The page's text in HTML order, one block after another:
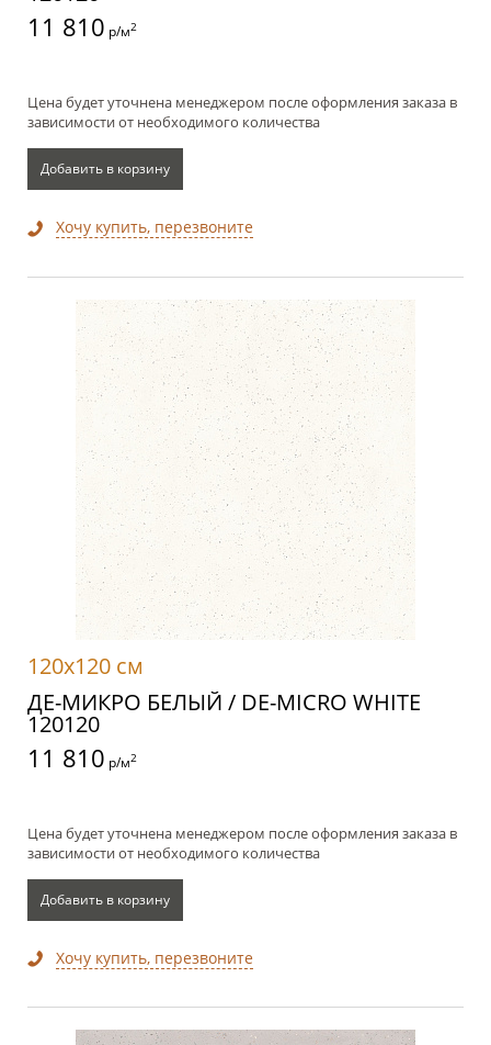
11 810 р/м2
Цена будет уточнена менеджером после оформления заказа в
зависимости от необходимого количества
Добавить в корзину
Хочу купить, перезвоните
120x120 см
ДЕ-МИКРО БЕЛЫЙ / DE-MICRO WHITE
120120
11 810 р/м2
Цена будет уточнена менеджером после оформления заказа в
зависимости от необходимого количества
Добавить в корзину
Хочу купить, перезвоните